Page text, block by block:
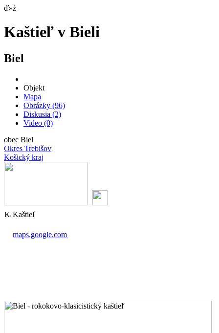
ď»ż
Kaštieľ v Bieli
Biel
Objekt
Mapa
Obrázky (96)
Diskusia (2)
Video (0)
obec Biel
Okres Trebišov
Košický kraj
Kaštieľ
maps.google.com